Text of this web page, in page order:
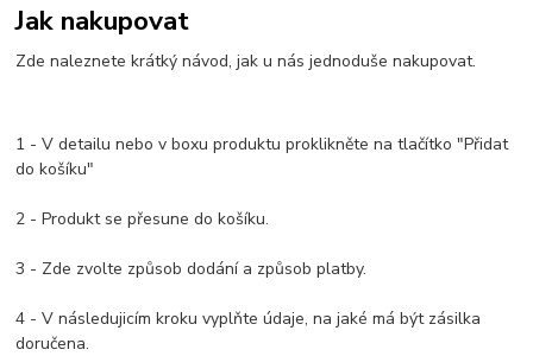
Jak nakupovat
Zde naleznete krátký návod, jak u nás jednoduše nakupovat.
1 - V detailu nebo v boxu produktu proklikněte na tlačítko "Přidat
do košíku"
2 - Produkt se přesune do košíku.
3 - Zde zvolte způsob dodání a způsob platby.
4 - V následujicím kroku vyplňte údaje, na jaké má být zásilka
doručena.